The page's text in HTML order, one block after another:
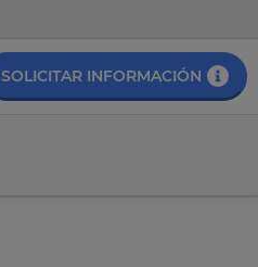
SOLICITAR INFORMACIÓN